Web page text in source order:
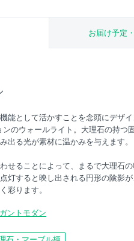
お届け予定
能として活かすことを念頭にデザ
ンのウォールライト。大理石の持つ
出る光が素材に温かみを与えます。
せることによって、まるで大理石
灯すると映し出される円形の陰影
彩ります。
ントモダン